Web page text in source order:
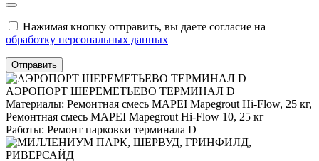
Нажимая кнопку отправить, вы даете согласие на
обработку персональных данных
Отправить
АЭРОПОРТ ШЕРЕМЕТЬЕВО ТЕРМИНАЛ D
Материалы: Ремонтная смесь MAPEI Mapegrout Hi-Flow, 25 кг,
Ремонтная смесь MAPEI Mapegrout Hi-Flow 10, 25 кг
Работы: Ремонт парковки терминала D